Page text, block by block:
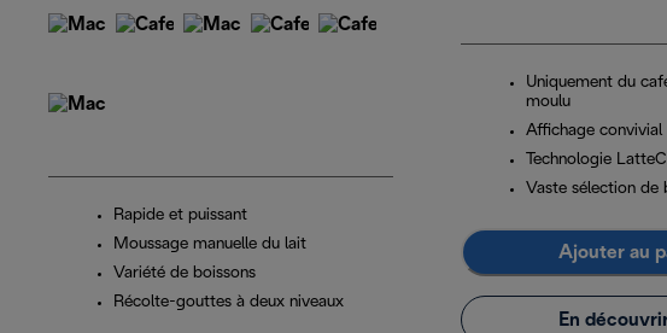
Rapide et puissant
Moussage manuelle du lait
Variété de boissons
Récolte-gouttes à deux niveaux
Uniquement du
moulu
Affichage convivial
Technologie
Vaste sélection de
Ajouter au
En